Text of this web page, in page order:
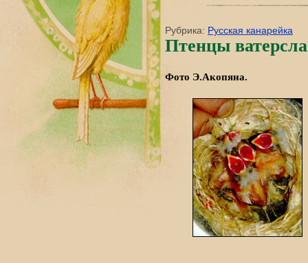
Рубрика: Русская канарейка
Птенцы
Фото Э.Акопяна.